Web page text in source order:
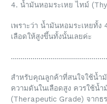
4. น้ำมันหอมระเหย ไทม์
เพราะว่า น้ำมันหอมระเหยทั้
เลือดให้สูงขึ้นทั้งนั้นเลยค่ะ
สำหรับคุณลูกค้าที่สนใจใช้น้ำ
ความดันในเลือดสูง ควรใช้น้
(Therapeutic Grade) จากธ